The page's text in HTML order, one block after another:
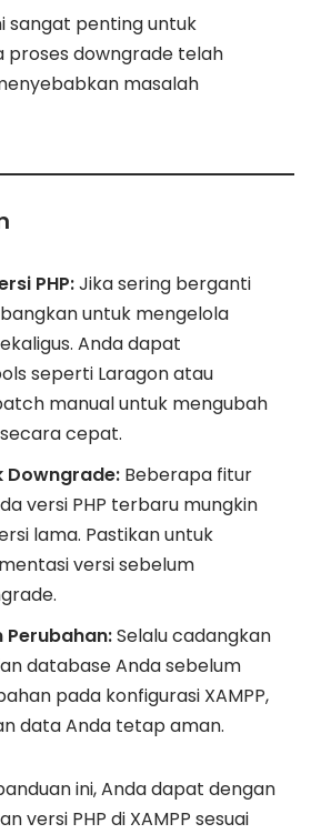
sangat penting untuk
proses downgrade telah
masalah
PHP:Jika sering berganti
untuk mengelola
Anda dapat
seperti Laragon atau
manual untuk mengubah
cepat.
Downgrade: Beberapa fitur
versi PHP terbaru mungkin
lama. Pastikan untuk
versi sebelum
Perubahan:Selalu cadangkan
database Anda sebelum
pada konfigurasi XAMPP,
data Anda tetap aman.
ini, Anda dapat dengan
versi PHP di XAMPP sesuai